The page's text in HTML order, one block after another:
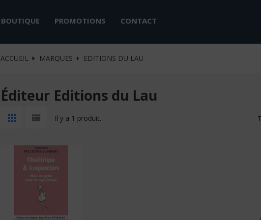
BOUTIQUE PROMOTIONS CONTACT
ACCUEIL MARQUES EDITIONS DU LAU
Éditeur Editions du Lau
Il y a 1 produit.